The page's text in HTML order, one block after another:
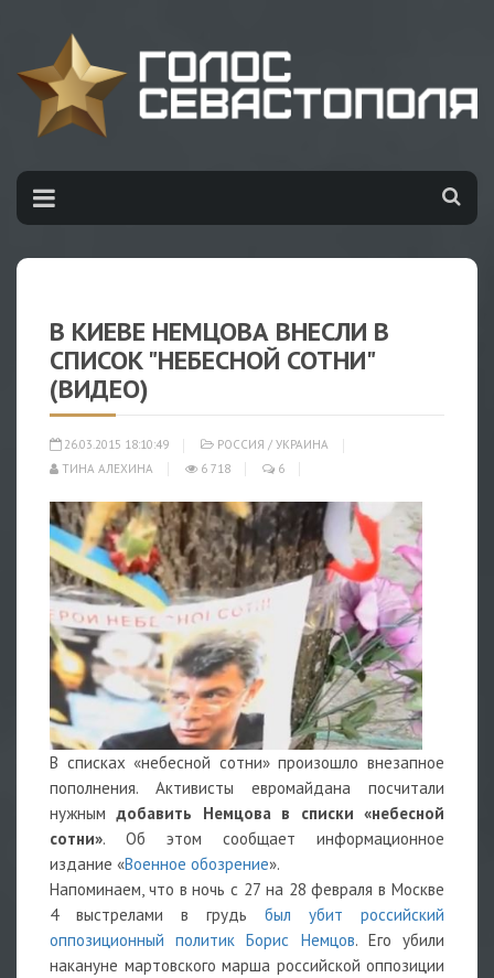
В КИЕВЕ НЕМЦОВА ВНЕСЛИ В
СПИСОК "НЕБЕСНОЙ СОТНИ"
(ВИДЕО)
26.03.2015 18:10:49 РОССИЯ / УКРАИНА
ТИНА АЛЕХИНА
6 718 6
В списках «небесной сотни» произошло внезапное
пополнения. Активисты евромайдана посчитали
нужнымдобавить Немцова в списки «небесной
сотни». Об этом сообщает информационное
издание «Военное обозрение».
Напоминаем, что в ночь с 27 на 28 февраля в Москве
4 выстрелами в грудь был убит российский
оппозиционный политик Борис Немцов. Его убили
накануне мартовского марша российской оппозиции